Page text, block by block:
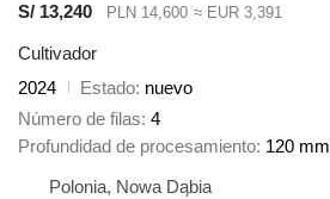
S/ 13,240 PLN 14,600 ≈ EUR 3,391
Cultivador
2024
Estado nuevo
Número de filas 4
Profundidad de procesamiento 120 mm
Polonia, Nowa Dąbia